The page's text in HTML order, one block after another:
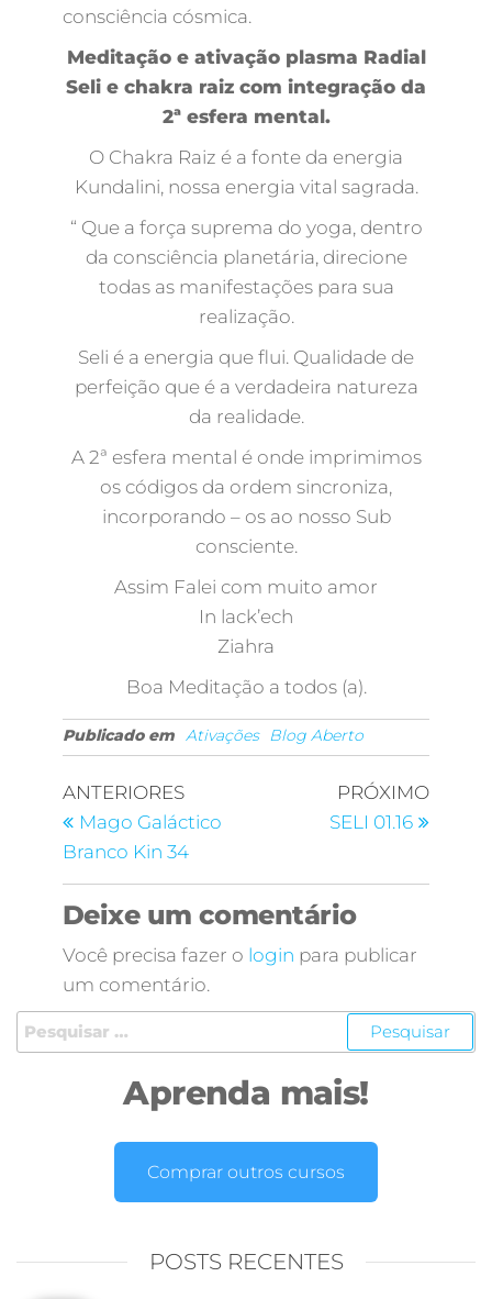
consciência cósmica.
Meditação e ativação plasma Radial
Seli e chakra raiz com integração da
2ª esfera mental.
O Chakra Raiz é a fonte da energia
Kundalini, nossa energia vital sagrada.
“ Que a força suprema do yoga, dentro
da consciência planetária, direcione
todas as manifestações para sua
realização.
Seli é a energia que flui. Qualidade de
perfeição que é a verdadeira natureza
da realidade.
A 2ª esfera mental é onde imprimimos
os códigos da ordem sincroniza,
incorporando – os ao nosso Sub
consciente.
Assim Falei com muito amor
In lack’ech
Ziahra
Boa Meditação a todos (a).
Publicado em Ativações Blog Aberto
ANTERIORES
Mago Galáctico
Branco Kin 34
PRÓXIMO
SELI 01.16
Deixe um comentário
Você precisa fazer o login para publicar
um comentário.
Aprenda mais!
Comprar outros cursos
POSTS RECENTES